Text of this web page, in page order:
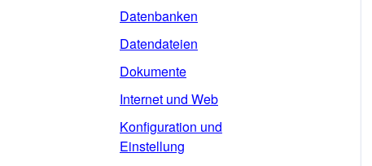
Datenbanken
Datendateien
Dokumente
Internet und Web
Konfiguration und
Einstellung